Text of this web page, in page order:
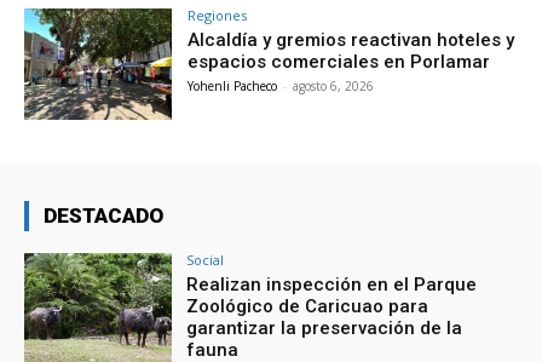
Regiones
Alcaldía y gremios reactivan hoteles y
espacios comerciales en Porlamar
Yohenli Pacheco - agosto 6, 2026
DESTACADO
Social
Realizan inspección en el Parque
Zoológico de Caricuao para
garantizar la preservación de la
fauna